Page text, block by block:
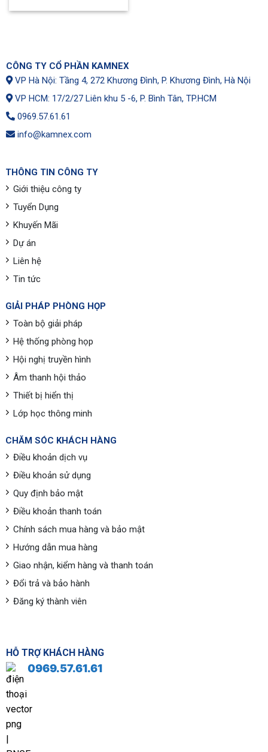
CÔNG TY CỔ PHẦN KAMNEX
VP Hà Nội: Tầng 4, 272 Khương Đình, P. Khương Đình, Hà Nội
VP HCM: 17/2/27 Liên khu 5 -6, P. Bình Tân, TP.HCM
0969.57.61.61
info@kamnex.com
THÔNG TIN CÔNG TY
Giới thiệu công ty
Tuyển Dụng
Khuyến Mãi
Dự án
Liên hệ
Tin tức
GIẢI PHÁP PHÒNG HỌP
Toàn bộ giải pháp
Hệ thống phòng họp
Hội nghị truyền hình
Âm thanh hội thảo
Thiết bị hiển thị
Lớp học thông minh
CHĂM SÓC KHÁCH HÀNG
Điều khoản dịch vụ
Điều khoản sử dụng
Quy định bảo mật
Điều khoản thanh toán
Chính sách mua hàng và bảo mật
Hướng dẫn mua hàng
Giao nhận, kiểm hàng và thanh toán
Đổi trả và bảo hành
Đăng ký thành viên
HỖ TRỢ KHÁCH HÀNG
0969.57.61.61